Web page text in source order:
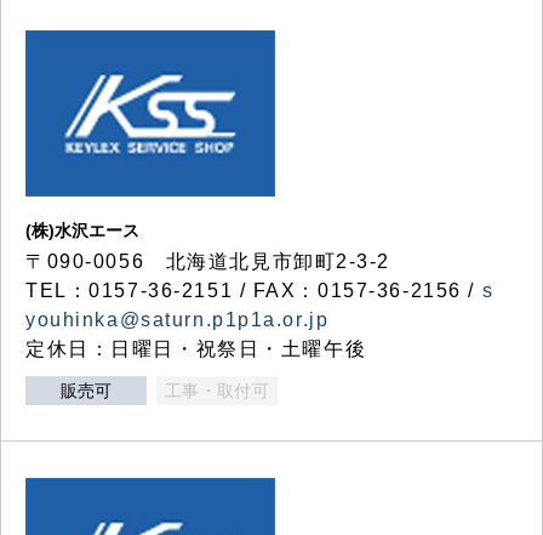
(株)水沢エース
〒090-0056 北海道北見市卸町2-3-2
TEL：0157-36-2151 / FAX：0157-36-2156 / s
youhinka@saturn.p1p1a.or.jp
定休日：日曜日・祝祭日・土曜午後
販売可 工事・取付可